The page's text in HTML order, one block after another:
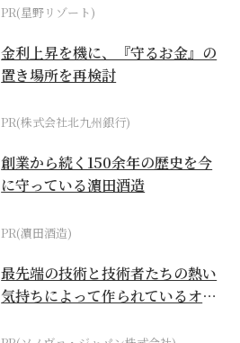
PR(星野リゾート)
金利上昇を機に、『守るお金』の
置き場所を再検討
PR(株式会社北九州銀行)
創業から続く150余年の歴史を今
に守っている濵田酒造
PR(濵田酒造)
最先端の技術と技術者たちの熱い
気持ちによって作られているオー